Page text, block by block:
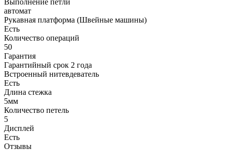
автомат
Рукавная платформа (Швейные машины)
Есть
Количество операций
50
Гарантия
Гарантийный срок 2 года
Встроенный нитевдеватель
Есть
Длина стежка
5мм
Количество петель
5
Дисплей
Есть
Отзывы